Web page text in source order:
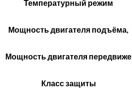
Температурный режим
Мощность двигателя подъёма,
Мощность двигателя передвиже
Класс защиты